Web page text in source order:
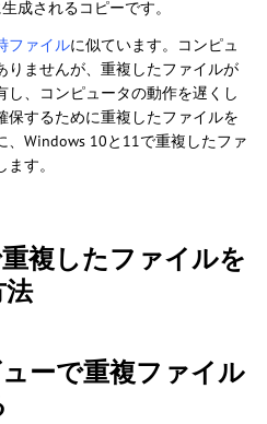
成されるコピーです。
ファイルに似ています。コンピュ
りませんが、重複したファイルが
し、コンピュータの動作を遅くし
保するために重複したファイルを
、Windows 10と11で重複したファ
す。
複したファイルを
ーで重複ファイル